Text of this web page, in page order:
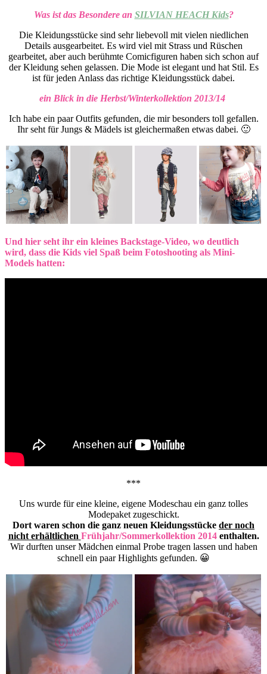
Was ist das Besondere an SILVIAN HEACH Kids?
Die Kleidungsstücke sind sehr liebevoll mit vielen niedlichen
Details ausgearbeitet. Es wird viel mit Strass und Rüschen
gearbeitet, aber auch berühmte Comicfiguren haben sich schon auf
der Kleidung sehen gelassen. Die Mode ist elegant und hat Stil. Es
ist für jeden Anlass das richtige Kleidungsstück dabei.
ein Blick in die Herbst/Winterkollektion 2013/14
Ich habe ein paar Outfits gefunden, die mir besonders toll gefallen.
Ihr seht für Jungs & Mädels ist gleichermaßen etwas dabei. 🙂
Und hier seht ihr ein kleines Backstage-Video, wo deutlich
wird, dass die Kids viel Spaß beim Fotoshooting als Mini-
Models hatten:
***
Uns wurde für eine kleine, eigene Modeschau ein ganz tolles
Modepaket zugeschickt.
Dort waren schon die ganz neuen Kleidungsstücke der noch
nicht erhältlichen Frühjahr/Sommerkollektion 2014enthalten.
Wir durften unser Mädchen einmal Probe tragen lassen und haben
schnell ein paar Highlights gefunden. 😀